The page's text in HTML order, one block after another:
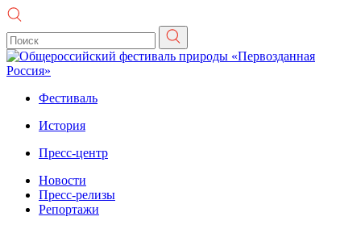
Фестиваль
История
Пресс-центр
Новости
Пресс-релизы
Репортажи